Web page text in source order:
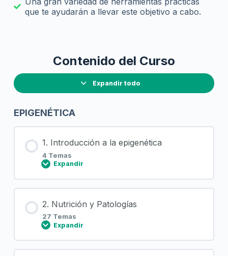
que te ayudarán a llevar este objetivo a cabo.
Contenido del Curso
Expandir todo
EPIGENÉTICA
1. Introducción a la epigenética
4 Temas
Expandir
0% COMPLETADO 0/4 pasos
2. Nutrición y Patologías
27 Temas
Expandir